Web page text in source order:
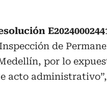
de
por lo
acto